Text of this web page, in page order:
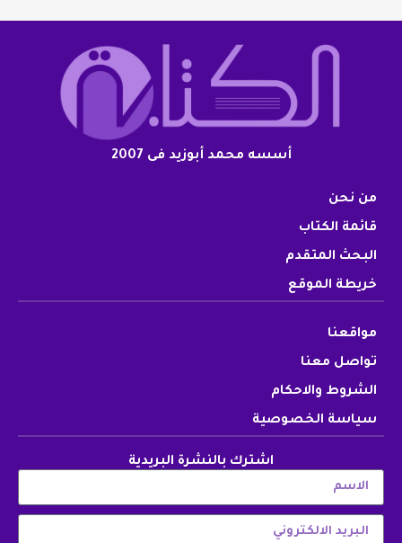
أسسه محمد أبوزيد فى 2007
من نحن
قائمة الكتاب
البحث المتقدم
خريطة الموقع
مواقعنا
تواصل معنا
الشروط والاحكام
سياسة الخصوصية
اشترك بالنشرة البريدية